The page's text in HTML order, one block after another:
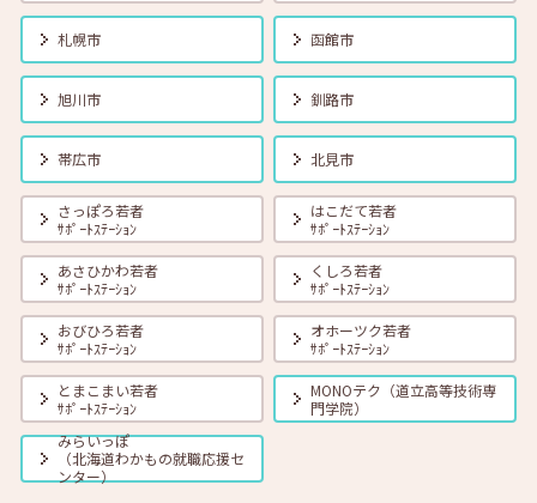
2025年03月01日(土) 在職者 学生
【オンライン】3月18日（火）就職活動のススメ方 14:00～14:30
2025年03月01日(土) セミナー 在職者 学生 求職者
【帯広・対面】3月18日（火）就勝塾 志望動機と自己PRのポイン
ト 14:00～14:40
2025年03月01日(土) セミナー 在職者 学生 求職者
【函館・対面】3月19日（水）就勝塾 「就活ストレス４つの解消法」
13:30～14:30
2025年03月01日(土)
【北見・対面】3月19日（水）就勝塾 自分を知る「４つのタイプ」
（基本編） 13:30 ～ 14:30
2025年03月01日(土) セミナー
札幌市 函館市
旭川市 釧路市
帯広市 北見市
さっぽろ若者
ｻﾎﾟｰﾄｽﾃｰｼｮﾝ
はこだて若者
ｻﾎﾟｰﾄｽﾃｰｼｮﾝ
あさひかわ若者
ｻﾎﾟｰﾄｽﾃｰｼｮﾝ
くしろ若者
ｻﾎﾟｰﾄｽﾃｰｼｮﾝ
おびひろ若者
ｻﾎﾟｰﾄｽﾃｰｼｮﾝ
オホーツク若者
ｻﾎﾟｰﾄｽﾃｰｼｮﾝ
とまこまい若者
ｻﾎﾟｰﾄｽﾃｰｼｮﾝ
MONOテク（道立高等技術専
門学院）
みらいっぽ
（北海道わかもの就職応援セ
ンター）